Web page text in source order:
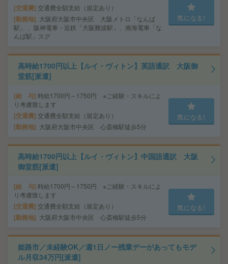
交通費 交通費全額支給（規定あり）
勤務地
大阪府大阪市中央区 大阪メトロ「なんば
駅」 、阪神電車・近鉄「大阪難波駅」、南海電車「な
んば駅」スグ
気になる!
高時給1700円以上【ルイ・ヴィトン】英語通訳 大阪御
堂筋[派遣]
給 与 時給1700円～1750円 ※ご経験・スキルによ
り考慮致します
交通費 交通費全額支給（規定あり）
勤務地 大阪府大阪市中央区 心斎橋駅徒歩5分
気になる!
高時給1700円以上【ルイ・ヴィトン】中国語通訳 大阪
御堂筋[派遣]
給 与 時給1700円～1750円 ※ご経験・スキルによ
り考慮致します
交通費 交通費全額支給（規定あり）
勤務地 大阪府大阪市中央区 心斎橋駅徒歩5分
気になる!
姫路市／未経験OK／週1日ノー残業デーがあってもモデ
ル月収34万円[派遣]